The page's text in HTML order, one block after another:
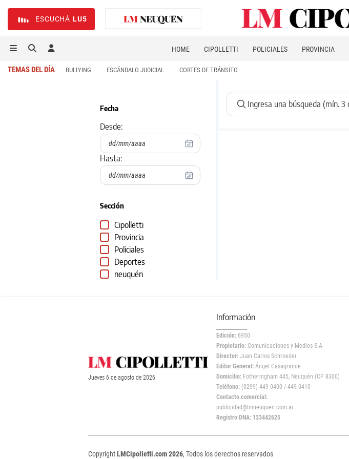
ESCUCHÁ LU5
HOME CIPOLLETTI POLICIALES PROVINCIA
TEMAS DEL DÍA BULLYING ESCÁNDALO JUDICIAL CORTES DE TRÁNSITO
Fecha
Desde:
Hasta:
Sección
Cipolletti
Provincia
Policiales
Deportes
neuquén
Jueves 6 de agosto de 2026
Información
Edición: 6950
Propietario: Comunicaciones y Medios S.A
Director: Juan Carlos Schroeder
Editor General: Ángel Casagrande
Domicilio: Fotheringham 445, Neuquén (CP 8300)
Teléfono: (0299) 449 0400 / 449 0410
Contacto comercial:
publicidad@lmneuquen.com.ar
Registro DNA: 123442625
CopyrightLMCipolletti.com 2026, Todos los derechos reservados